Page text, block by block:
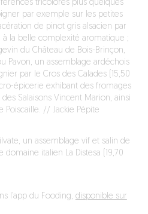
tricolores plus quelques
par exemple sur les petites
de pinot gris alsacien par
à la belle complexité aromatique ;
du Château de Bois-Brinçon,
Pavon, un assemblage ardéchois
par le Cros des Calades (15,50
épicerie exhibant des fromages
Salaisons Vincent Marion, ainsi
Poiscaille. // Jackie Pépite
un assemblage vif et salin de
italien La Distesa (19,70
l’app du Fooding, disponible sur